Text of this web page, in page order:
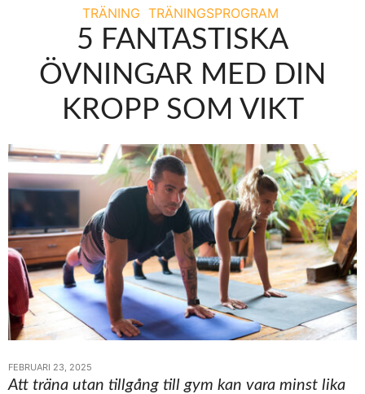
TRÄNING TRÄNINGSPROGRAM
5 FANTASTISKA
ÖVNINGAR MED DIN
KROPP SOM VIKT
FEBRUARI 23, 2025
Att träna utan tillgång till gym kan vara minst lika